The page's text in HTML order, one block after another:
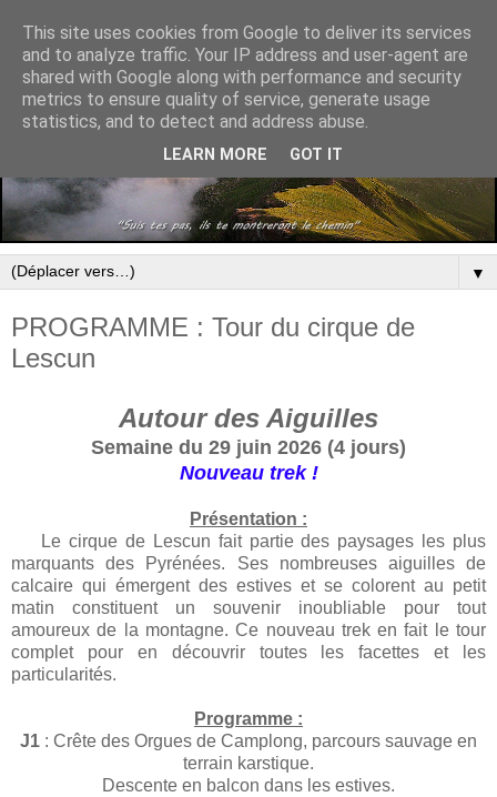
▼
PROGRAMME : Tour du cirque de
Lescun
Autour des Aiguilles
Semaine du 29 juin 2026 (4 jours)
Nouveau trek !
Présentation :
Le cirque de Lescun fait partie des paysages les plus
marquants des Pyrénées. Ses nombreuses aiguilles de
calcaire qui émergent des estives et se colorent au petit
matin constituent un souvenir inoubliable pour tout
amoureux de la montagne. Ce nouveau trek en fait le tour
complet pour en découvrir toutes les facettes et les
particularités.
Programme :
J1 : Crête des Orgues de Camplong, parcours sauvage en
terrain karstique.
Descente en balcon dans les estives.
This site uses cookies from Google to deliver its services
and to analyze traffic. Your IP address and user-agent are
shared with Google along with performance and security
metrics to ensure quality of service, generate usage
statistics, and to detect and address abuse.
LEARN MORE GOT IT